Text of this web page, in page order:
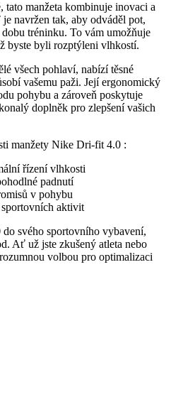
manžeta kombinuje inovaci a
navržen tak, aby odváděl pot,
tréninku. To vám umožňuje
byste byli rozptýleni vlhkostí.
všech pohlaví, nabízí těsné
vašemu paži. Její ergonomický
pohybu a zároveň poskytuje
doplněk pro zlepšení vašich
manžety Nike Dri-fit 4.0 :
řízení vlhkosti
padnutí
v pohybu
aktivit
svého sportovního vybavení,
Ať už jste zkušený atleta nebo
volbou pro optimalizaci